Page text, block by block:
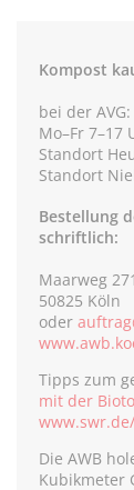
Kompost
bei der
Mo–Fr 7–17
Standort
Standort
Bestellung
schriftlich:
Maarweg 271
50825 Köln
oder
Tipps zum
mit der
Die AWB
Kubikmeter